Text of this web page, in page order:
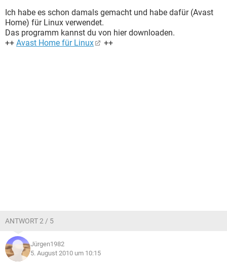
Ich habe es schon damals gemacht und habe dafür (Avast
Home) für Linux verwendet.
Das programm kannst du von hier downloaden.
++ Avast Home für Linux ++
ANTWORT 2 / 5
Jürgen1982
5. August 2010 um 10:15